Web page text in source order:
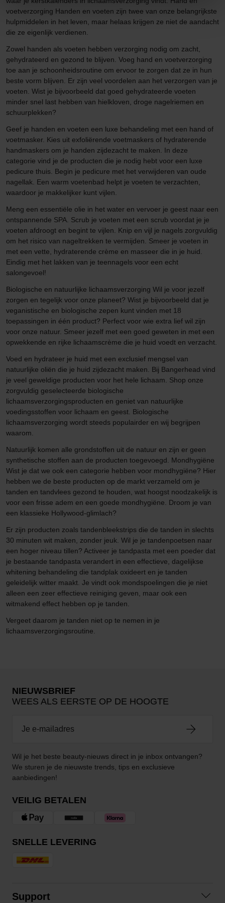
voetverzorging Handen en voeten zijn twee van onze belangrijkste
hulpmiddelen in het leven, maar helaas krijgen ze niet de aandacht
die ze eigenlijk verdienen.
Zowel handen als voeten hebben verzorging nodig om zacht,
gehydrateerd en gezond te blijven. Voeg hand en voetverzorging
toe aan je schoonheidsroutine om ervoor te zorgen dat ze in hun
beste vorm blijven. Er zijn veel voordelen aan het verzorgen van je
voeten. Wist je bijvoorbeeld dat goed gehydrateerde voeten
minder snel last hebben van hielkloven, droge nagelriemen en
schuurplekken?
Geef je handen en voeten een luxe behandeling met een hand of
voetmasker. Kies uit exfoliërende voetmaskers of hydraterende
handmaskers om je handen zijdezacht te maken. In deze
categorie vind je de producten die je nodig hebt voor een luxe
pedicure thuis. Begin je pedicure met het verwijderen van oude
nagellak. Een warm voetenbad helpt je voeten te verzachten,
waardoor je makkelijker kunt vijlen.
Meng een essentiële olie in het water en vervoer je geest naar een
ontspannende SPA. Scrub je voeten met een scrub voordat je je
voeten afdroogt en begint te vijlen. Knip en vijl je nagels zorgvuldig
om het risico van nageltrekken te vermijden. Smeer je voeten in
met een vette, hydraterende crème en masseer die in je huid.
Eindig met het lakken van je teennagels voor een echt
salongevoel!
Biologische en natuurlijke lichaamsverzorging Wil je voor jezelf
zorgen en tegelijk voor onze planeet? Wist je bijvoorbeeld dat je
veganistische en biologische zepen kunt vinden met 18
toepassingen in één product? Perfect voor wie extra lief wil zijn
voor onze natuur. Smeer jezelf met een goed geweten in met een
opwekkende en rijke lichaamscrème die je huid voedt en verzacht.
Voed en hydrateer je huid met een exclusief mengsel van
natuurlijke oliën die je huid zijdezacht maken. Bij Bangerhead vind
je veel geweldige producten voor het hele lichaam. Shop onze
zorgvuldig geselecteerde biologische
lichaamsverzorgingsproducten en geniet van natuurlijke
voedingsstoffen voor lichaam en geest. Biologische
lichaamsverzorging wordt steeds populairder en wij begrijpen
waarom.
Natuurlijk komen alle grondstoffen uit de natuur en zijn er geen
synthetische stoffen aan de producten toegevoegd. Mondhygiëne
Wist je dat we ook een categorie hebben voor mondhygiëne? Hier
hebben we de beste producten op de markt verzameld om je
tanden en tandvlees gezond te houden, wat hoogst noodzakelijk is
voor een frisse adem en een goede mondhygiëne. Droom je van
een klassieke Hollywood-glimlach?
Er zijn producten zoals tandenbleekstrips die de tanden in slechts
30 minuten wit maken, zonder jeuk. Wil je je tandenpoetsen naar
een hoger niveau tillen? Activeer je tandpasta met een poeder dat
je bestaande tandpasta verandert in een effectieve, dagelijkse
whitening behandeling die tandplak oxideert en je tanden
geleidelijk witter maakt. Je vindt ook mondspoelingen die je niet
alleen een zeer effectieve reiniging geven, maar ook een
witmakend effect hebben op je tanden.
Vergeet daarom je tanden niet op te nemen in je
lichaamsverzorgingsroutine.
NIEUWSBRIEF
WEES ALS EERSTE OP DE HOOGTE
Wil je het beste beauty-nieuws direct in je inbox ontvangen?
We sturen je de nieuwste trends, tips en exclusieve
aanbiedingen!
VEILIG BETALEN
SNELLE LEVERING
Support